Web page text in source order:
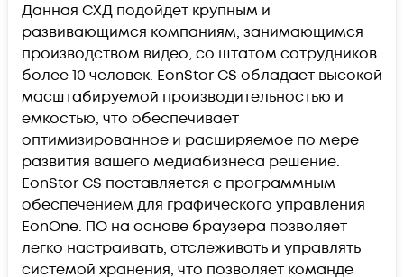
Данная СХД подойдет крупным и
развивающимся компаниям, занимающимся
производством видео, со штатом сотрудников
более 10 человек. EonStor CS обладает высокой
масштабируемой производительностью и
емкостью, что обеспечивает
оптимизированное и расширяемое по мере
развития вашего медиабизнеса решение.
EonStor CS поставляется с программным
обеспечением для графического управления
EonOne. ПО на основе браузера позволяет
легко настраивать, отслеживать и управлять
системой хранения, что позволяет команде